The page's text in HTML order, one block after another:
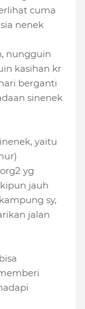
cuma
nenek
nungguin
kasihan kr
berganti
sinenek
yaitu
yg
jauh
sy,
jalan